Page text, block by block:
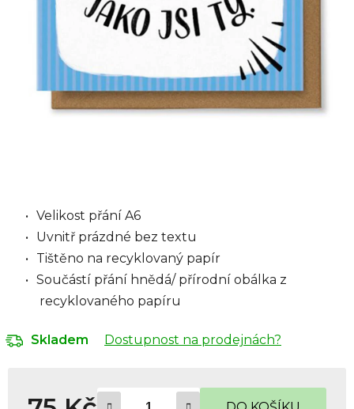
Velikost přání A6
Uvnitř prázdné bez textu
Tištěno na recyklovaný papír
Součástí přání hnědá/ přírodní obálka z
recyklovaného papíru
Skladem Dostupnost na prodejnách?